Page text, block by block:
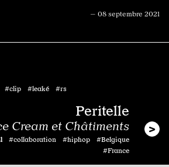
— 08 septembre 2021
#clip #leaké #rs
Peritelle
Cream et Châtiments
#collaboration #hiphop #Belgique
#France